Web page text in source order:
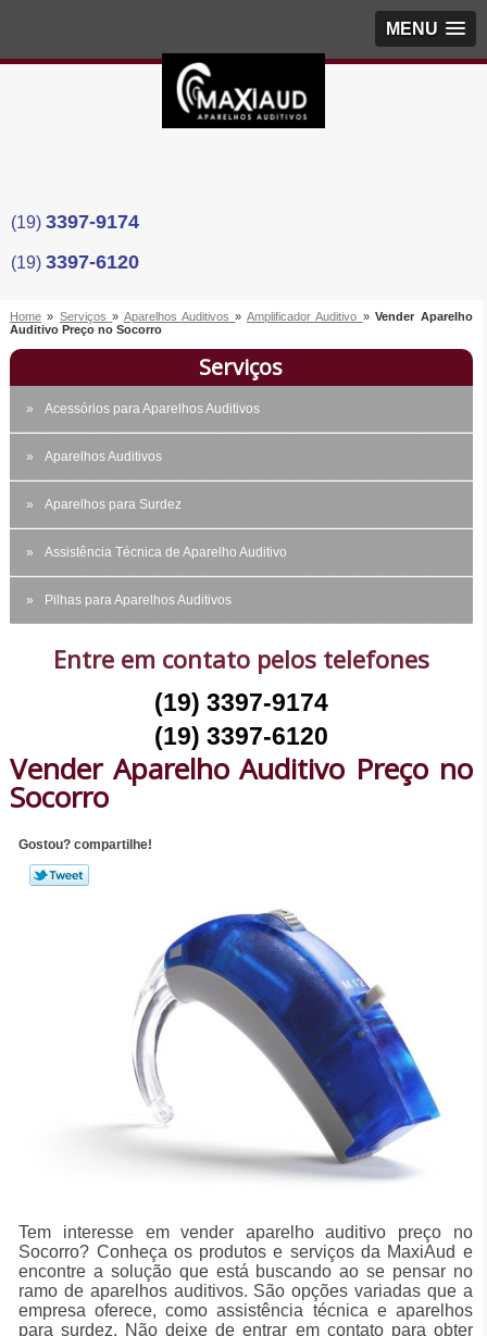
MENU
(19) 3397-9174
(19) 3397-6120
Home » Serviços» Aparelhos Auditivos» Amplificador Auditivo »Vender Aparelho
Auditivo Preço no Socorro
Serviços
Acessórios para Aparelhos Auditivos
Aparelhos Auditivos
Aparelhos para Surdez
Assistência Técnica de Aparelho Auditivo
Pilhas para Aparelhos Auditivos
Entre em contato pelos telefones
(19) 3397-9174
(19) 3397-6120
Vender Aparelho Auditivo Preço no
Socorro
Gostou? compartilhe!
Tem interesse em vender aparelho auditivo preço no
Socorro? Conheça os produtos e serviços da MaxiAud e
encontre a solução que está buscando ao se pensar no
ramo de aparelhos auditivos. São opções variadas que a
empresa oferece, como assistência técnica e aparelhos
para surdez. Não deixe de entrar em contato para obter